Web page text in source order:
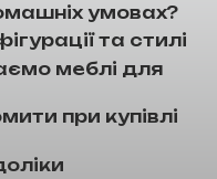
умовах?
та стилі
меблі для
при купівлі